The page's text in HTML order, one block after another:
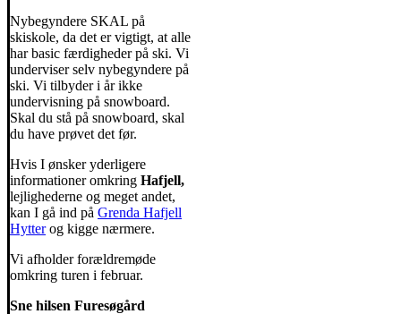
Nybegyndere SKAL på
skiskole, da det er vigtigt, at alle
har basic færdigheder på ski. Vi
underviser selv nybegyndere på
ski. Vi tilbyder i år ikke
undervisning på snowboard.
Skal du stå på snowboard, skal
du have prøvet det før.
Hvis I ønsker yderligere
informationer omkring Hafjell,
lejlighederne og meget andet,
kan I gå ind på Grenda Hafjell
Hytterog kigge nærmere.
Vi afholder forældremøde
omkring turen i februar.
Sne hilsen Furesøgård